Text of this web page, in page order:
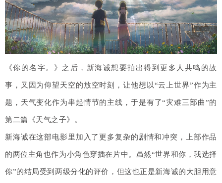
《你的名字。》之后，新海诚想要拍出得到更多人共鸣的故
事，又因为仰望天空的放空时刻，让他想以“云上世界”作为主
题，天气变化作为串起情节的主线，于是有了“灾难三部曲”的
第二篇《天气之子》。
新海诚在这部电影里加入了更多复杂的剧情和冲突，上部作品
的两位主角也作为小角色穿插在片中。虽然“世界和你，我选择
你”的结局受到两级分化的评价，但这也正是新海诚的大胆用意